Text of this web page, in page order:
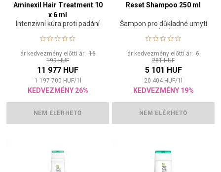
Aminexil Hair Treatment 10
x 6 ml
Intenzivní kúra proti padání
vlasů
ár kedvezmény előtti ár:16
199 HUF
11 977 HUF
1 197 700 HUF/1
KEDVEZMÉNY 26%
NEM ELÉRHETŐ
Reset Shampoo 250 ml
Šampon pro důkladné umytí
vlasů
ár kedvezmény előtti ár: 6
281 HUF
5 101 HUF
20 404 HUF/1
KEDVEZMÉNY 19%
NEM ELÉRHETŐ